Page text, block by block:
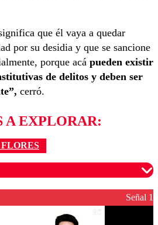
que él vaya a quedar
por su desidia y que se sancione
porque acá pueden existir
de delitos y deben ser
cerró.
A EXPLORAR:
moderados para garantizar un
respetuoso.
Señal 1